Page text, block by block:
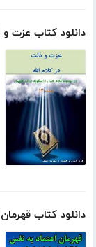
دانلود کتاب عزت و
دانلود کتاب